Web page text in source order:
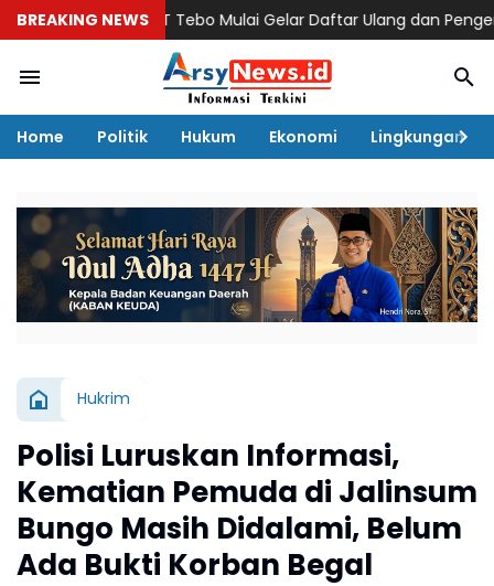
BREAKING NEWS
SNT Tebo Mulai Gelar Daftar Ulang dan Pengenalan
Home Politik Hukum Ekonomi Lingkungan
Hukrim
Polisi Luruskan Informasi,
Kematian Pemuda di Jalinsum
Bungo Masih Didalami, Belum
Ada Bukti Korban Begal